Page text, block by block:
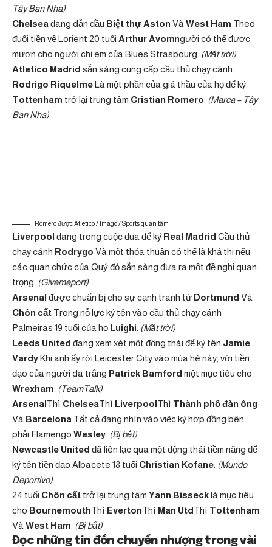
Tây Ban Nha)
Chelsea đang dẫn đầu Biệt thự Aston Và West Ham Theo
đuổi tiền vệ Lorient 20 tuổi Arthur Avomngười có thể được
mượn cho người chị em của Blues Strasbourg. (Mặt trời)
Atletico Madrid sẵn sàng cung cấp cầu thủ chạy cánh
Rodrigo RiquelmeLà một phần của giá thầu của họ để ký
Tottenham trở lại trung tâm Cristian Romero (Marca – Tây
Ban Nha)
Romero được Atletico / Imago / Sports quan tâm
Liverpool đang trong cuộc đua để ký Real Madrid Cầu thủ
chạy cánh Rodrygo Và một thỏa thuận có thể là khả thi nếu
các quan chức của Quỷ đỏ sẵn sàng đưa ra một đề nghị quan
trọng. (Givemeport)
Arsenal được chuẩn bị cho sự cạnh tranh từ Dortmund Và
Chôn cất Trong nỗ lực ký tên vào cầu thủ chạy cánh
Palmeiras 19 tuổi của họ Luighi (Mặt trời)
Leeds United đang xem xét một động thái để ký tên Jamie
VardyKhi anh ấy rời Leicester City vào mùa hè này, với tiền
đạo của người da trắng Patrick Bamford một mục tiêu cho
Wrexham (TeamTalk)
ArsenalThì ChelseaThì LiverpoolThì Thành phố đàn ông
Và Barcelona Tất cả đang nhìn vào việc ký hợp đồng bên
phải Flamengo Wesley (Bị bắt)
Newcastle United đã liên lạc qua một động thái tiềm năng để
ký tên tiền đạo Albacete 18 tuổi Christian Kofane (Mundo
Deportivo)
24 tuổi Chôn cất trở lại trung tâm Yann Bissecklà mục tiêu
cho BournemouthThì EvertonThì Man UtdThì Tottenham
Và West Ham (Bị bắt)
Đọc những tin đồn chuyển nhượng trong vài